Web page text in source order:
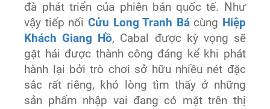
đà phát triển của phiên bản quốc tế. Như
vậy tiếp nối Cửu Long Tranh Bácùng Hiệp
Khách Giang Hồ, Cabal được kỳ vọng sẽ
gặt hái được thành công đáng kể khi phát
hành lại bởi trò chơi sở hữu nhiều nét đặc
sắc rất riêng, khó lòng tìm thấy ở những
sản phẩm nhập vai đang có mặt trên thị